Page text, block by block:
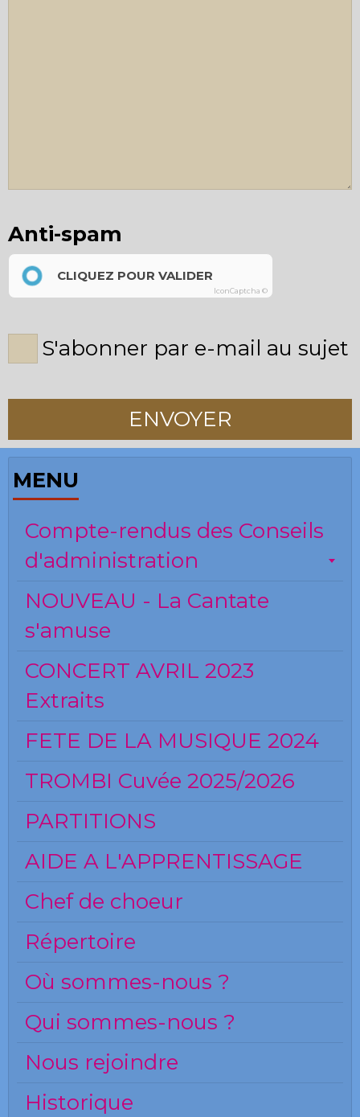
Anti-spam
CLIQUEZ POUR VALIDER
IconCaptcha ©
S'abonner par e-mail au sujet
ENVOYER
MENU
Compte-rendus des Conseils
d'administration
NOUVEAU - La Cantate
s'amuse
CONCERT AVRIL 2023
Extraits
FETE DE LA MUSIQUE 2024
TROMBI Cuvée 2025/2026
PARTITIONS
AIDE A L'APPRENTISSAGE
Chef de choeur
Répertoire
Où sommes-nous ?
Qui sommes-nous ?
Nous rejoindre
Historique